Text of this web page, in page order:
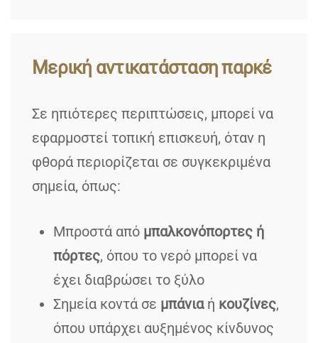
Μερική αντικατάσταση παρκέ
Σε ηπιότερες περιπτώσεις, μπορεί να
εφαρμοστεί τοπική επισκευή, όταν η
φθορά περιορίζεται σε συγκεκριμένα
σημεία, όπως:
Μπροστά από μπαλκονόπορτες ή
πόρτες, όπου το νερό μπορεί να
έχει διαβρώσει το ξύλο
Σημεία κοντά σε μπάνιαή κουζίνες,
όπου υπάρχει αυξημένος κίνδυνος